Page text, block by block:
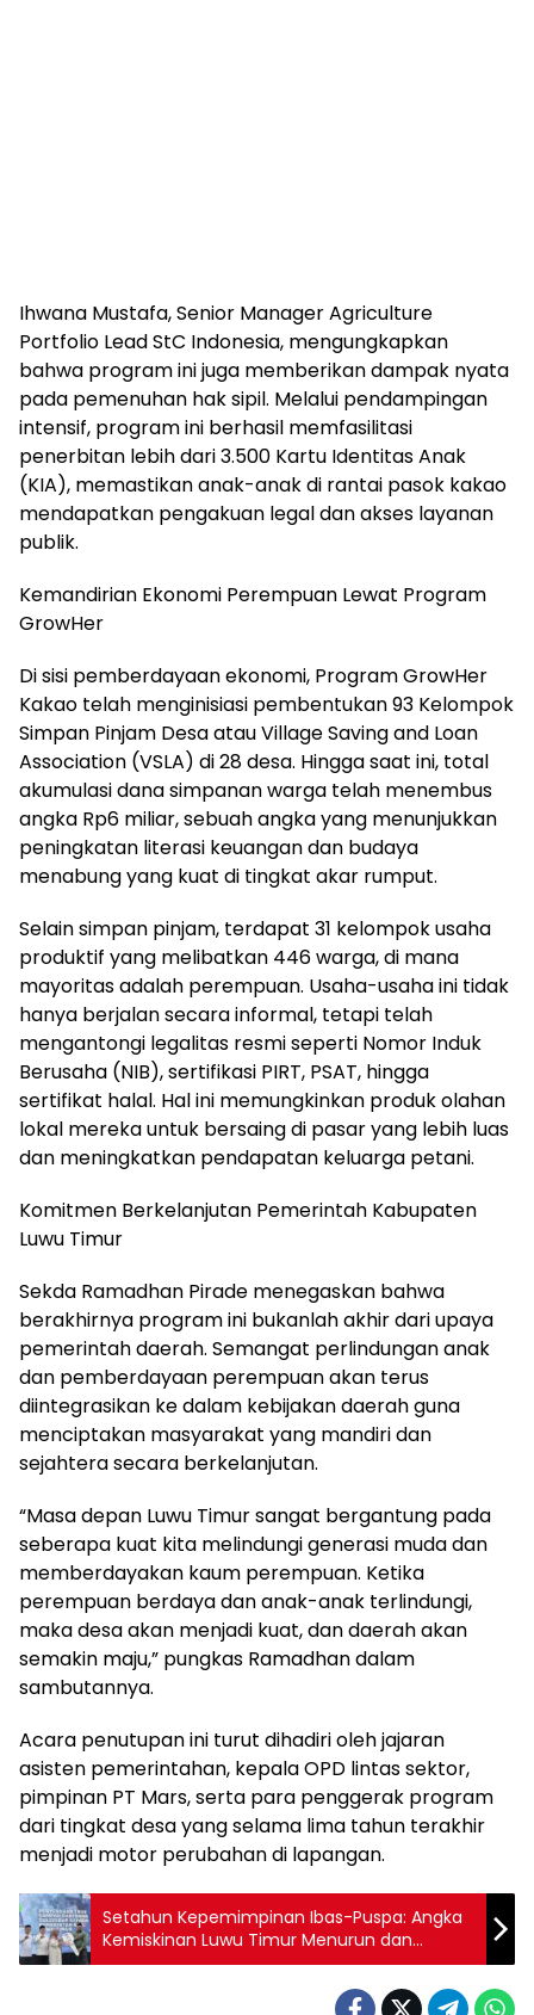
Ihwana Mustafa, Senior Manager Agriculture
Portfolio Lead StC Indonesia, mengungkapkan
bahwa program ini juga memberikan dampak nyata
pada pemenuhan hak sipil. Melalui pendampingan
intensif, program ini berhasil memfasilitasi
penerbitan lebih dari 3.500 Kartu Identitas Anak
(KIA), memastikan anak-anak di rantai pasok kakao
mendapatkan pengakuan legal dan akses layanan
publik.
Kemandirian Ekonomi Perempuan Lewat Program
GrowHer
Di sisi pemberdayaan ekonomi, Program GrowHer
Kakao telah menginisiasi pembentukan 93 Kelompok
Simpan Pinjam Desa atau Village Saving and Loan
Association (VSLA) di 28 desa. Hingga saat ini, total
akumulasi dana simpanan warga telah menembus
angka Rp6 miliar, sebuah angka yang menunjukkan
peningkatan literasi keuangan dan budaya
menabung yang kuat di tingkat akar rumput.
Selain simpan pinjam, terdapat 31 kelompok usaha
produktif yang melibatkan 446 warga, di mana
mayoritas adalah perempuan. Usaha-usaha ini tidak
hanya berjalan secara informal, tetapi telah
mengantongi legalitas resmi seperti Nomor Induk
Berusaha (NIB), sertifikasi PIRT, PSAT, hingga
sertifikat halal. Hal ini memungkinkan produk olahan
lokal mereka untuk bersaing di pasar yang lebih luas
dan meningkatkan pendapatan keluarga petani.
Komitmen Berkelanjutan Pemerintah Kabupaten
Luwu Timur
Sekda Ramadhan Pirade menegaskan bahwa
berakhirnya program ini bukanlah akhir dari upaya
pemerintah daerah. Semangat perlindungan anak
dan pemberdayaan perempuan akan terus
diintegrasikan ke dalam kebijakan daerah guna
menciptakan masyarakat yang mandiri dan
sejahtera secara berkelanjutan.
“Masa depan Luwu Timur sangat bergantung pada
seberapa kuat kita melindungi generasi muda dan
memberdayakan kaum perempuan. Ketika
perempuan berdaya dan anak-anak terlindungi,
maka desa akan menjadi kuat, dan daerah akan
semakin maju,” pungkas Ramadhan dalam
sambutannya.
Acara penutupan ini turut dihadiri oleh jajaran
asisten pemerintahan, kepala OPD lintas sektor,
pimpinan PT Mars, serta para penggerak program
dari tingkat desa yang selama lima tahun terakhir
menjadi motor perubahan di lapangan.
Setahun Kepemimpinan Ibas-Puspa: Angka
Kemiskinan Luwu Timur Menurun dan
Fondasi Pembangunan Semakin Kuat